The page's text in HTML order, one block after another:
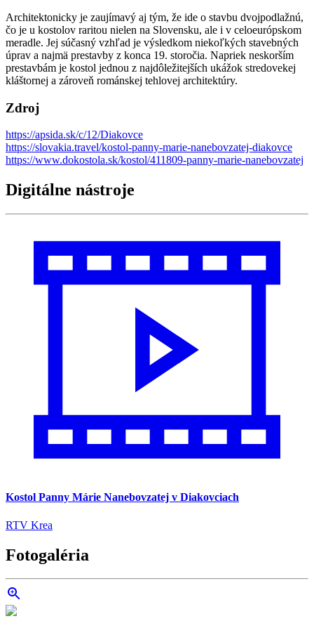
Architektonicky je zaujímavý aj tým, že ide o stavbu dvojpodlažnú,
čo je u kostolov raritou nielen na Slovensku, ale i v celoeurópskom
meradle. Jej súčasný vzhľad je výsledkom niekoľkých stavebných
úprav a najmä prestavby z konca 19. storočia. Napriek neskorším
prestavbám je kostol jednou z najdôležitejších ukážok stredovekej
kláštornej a zároveň románskej tehlovej architektúry.
Zdroj
https://apsida.sk/c/12/Diakovce
https://slovakia.travel/kostol-panny-marie-nanebovzatej-diakovce
https://www.dokostola.sk/kostol/411809-panny-marie-nanebovzatej
Digitálne nástroje
Kostol Panny Márie Nanebovzatej v Diakovciach
RTV Krea
Fotogaléria